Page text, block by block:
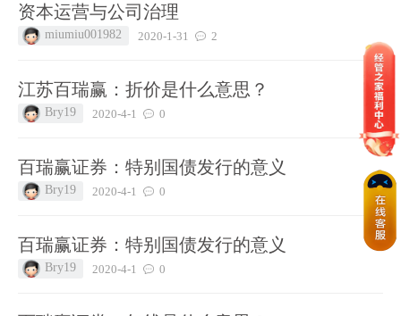
资本运营与公司治理
miumiu001982 2020-1-31 2
江苏百瑞赢：折价是什么意思？
Bry19 2020-4-1 0
百瑞赢证券：特别国债发行的意义
Bry19 2020-4-1 0
百瑞赢证券：特别国债发行的意义
Bry19 2020-4-1 0